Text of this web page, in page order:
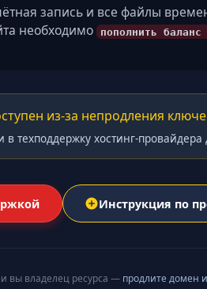
запись и все файлы
необходимо
пополнить
из-за непродления
техподдержку хостинг-
Инструкция по
вы владелец ресурса — продлите домен